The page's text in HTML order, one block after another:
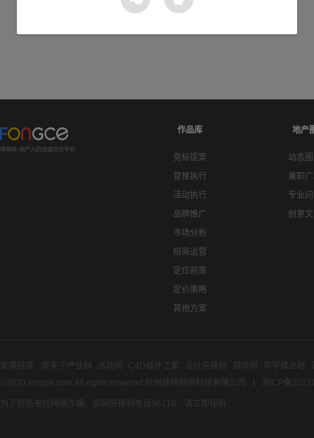
作品库
竞标提案
营推执行
活动执行
品牌推广
市场分析
招商运营
定位前策
定价策略
其他方案
地产
动态
兼职
专业
创意
友情链接: 房天下产业网 活动网 C4D插件之家 设计先锋网 猫啃网 写字楼出租
©2020 fongce.com.All rights reserved 杭州烽格网络科技有限公司
浙ICP备
为了防范电信网络诈骗，如网民接到电话96110，请立即接听